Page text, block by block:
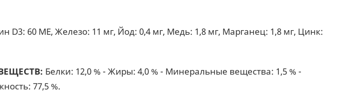
D3: 60 ME, Железо: 11 мг, Йод: 0,4 мг, Медь: 1,8 мг, Марганец: 1,8 мг, Цинк:
Белки: 12,0 % - Жиры: 4,0 % - Минеральные вещества: 1,5 % -
77,5 %.